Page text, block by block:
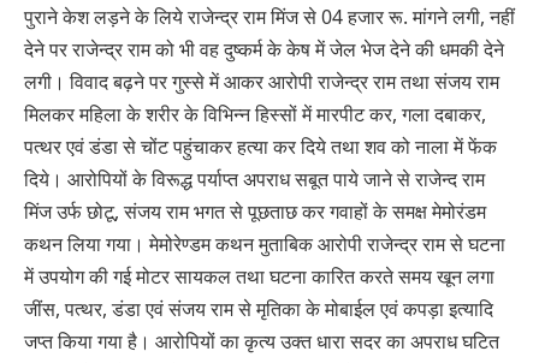
पुराने केश लड़ने के लिये राजेन्द्र राम मिंज से 04 हजार रू. मांगने लगी, नहीं
देने पर राजेन्द्र राम को भी वह दुष्कर्म के केष में जेल भेज देने की धमकी देने
लगी। विवाद बढ़ने पर गुस्से में आकर आरोपी राजेन्द्र राम तथा संजय राम
मिलकर महिला के शरीर के विभिन्न हिस्सों में मारपीट कर, गला दबाकर,
पत्थर एवं डंडा से चोंट पहुंचाकर हत्या कर दिये तथा शव को नाला में फेंक
दिये। आरोपियों के विरूद्ध पर्याप्त अपराध सबूत पाये जाने से राजेन्द राम
मिंज उर्फ छोटू, संजय राम भगत से पूछताछ कर गवाहों के समक्ष मेमोरंडम
कथन लिया गया। मेमोरेण्डम कथन मुताबिक आरोपी राजेन्द्र राम से घटना
में उपयोग की गई मोटर सायकल तथा घटना कारित करते समय खून लगा
जींस, पत्थर, डंडा एवं संजय राम से मृतिका के मोबाईल एवं कपड़ा इत्यादि
जप्त किया गया है। आरोपियों का कृत्य उक्त धारा सदर का अपराध घटित